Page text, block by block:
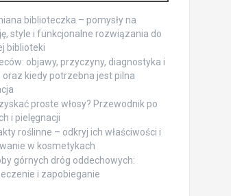
biblioteczka – pomysły na
style i funkcjonalne rozwiązania do
biblioteki
objawy, przyczyny, diagnostyka i
oraz kiedy potrzebna jest pilna
proste włosy? Przewodnik po
i pielęgnacji
roślinne – odkryj ich właściwości i
w kosmetykach
górnych dróg oddechowych:
i zapobieganie